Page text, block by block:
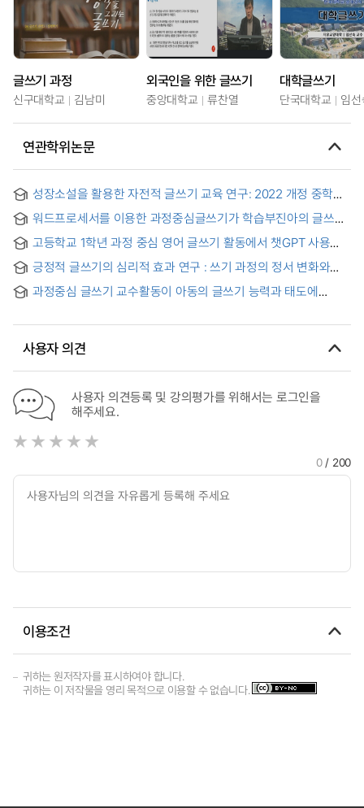
글쓰기 과정
신구대학교 김남미
외국인을 위한 글쓰기
중앙대학교 류찬열
대학글쓰기
단국대학교 임
연관학위논문
성장소설을 활용한 자전적 글쓰기 교육 연구: 2022 개정 중학교
Education Using Growth Novels: Based on the 2022
revised middle school curriculum
워드프로세서를 이용한 과정중심글쓰기가 학습부진아의 글쓰기
고등학교 1학년 과정 중심 영어 글쓰기 활동에서 챗GPT 사용
긍정적 글쓰기의 심리적 효과 연구 : 쓰기 과정의 정서 변화와
과정중심 글쓰기 교수활동이 아동의 글쓰기 능력과 태도에
사용자 의견
사용자 의견등록 및 강의평가를 위해서는 로그인을
해주세요.
0/ 200
이용조건
귀하는 원저작자를 표시하여야 합니다.
귀하는 이 저작물을 영리 목적으로 이용할 수 없습니다.